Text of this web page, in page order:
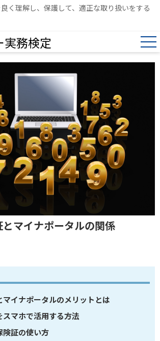
く理解し、保護して、適正な取り扱いをする
実務検定
マイナポータルの関係
マイナポータルのメリットとは
スマホで活用する方法
険証の使い方